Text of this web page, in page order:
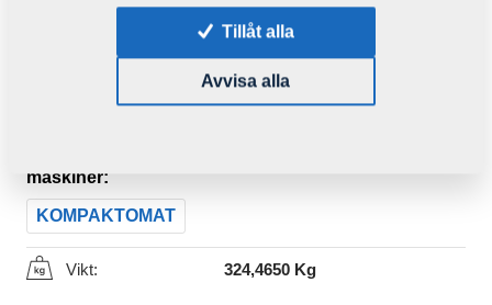
Produktkod: VZ00017432P1
maskiner:
KOMPAKTOMAT
Vikt: 324,4650 Kg
Tillåt alla
Avvisa alla